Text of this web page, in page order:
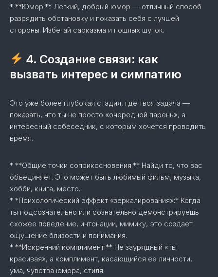
* **Юмор:** Легкий, добрый юмор — отличный способ
разрядить обстановку и показать себя с лучшей
стороны. Избегай сарказма и пошлых шуток.
4. Создание связи: как
вызвать интерес и симпатию
Это уже более глубокая стадия, где твоя задача —
показать, что ты не просто «очередной парень», а
интересный собеседник, с которым хочется проводить
время.
* **Общие точки соприкосновения:** Найди то, что вас
объединяет. Это может быть любимый фильм, музыка,
хобби, книга, место.
* *Психологический эффект «зеркалирования»:* Когда
ты подсознательно или сознательно демонстрируешь
схожее поведение, интонации, мимику, это создает
ощущение близости и понимания.
* **Искренний комплимент:** Не заурядный «ты
красивая», а комплимент, касающийся ее личности,
ума, чувства юмора, стиля.